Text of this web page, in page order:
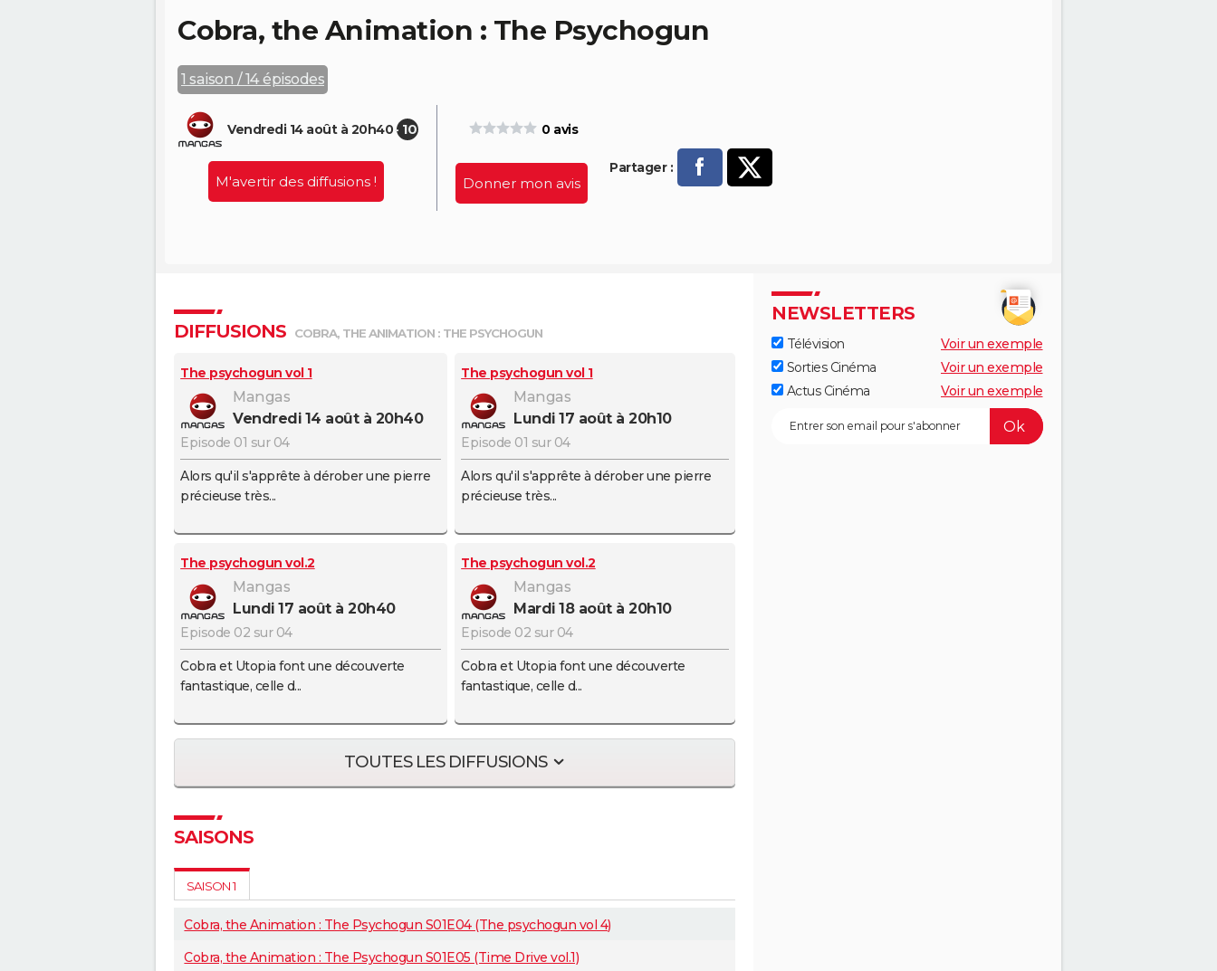
Cobra, the Animation : The Psychogun
1 saison / 14 épisodes
Vendredi 14 août à 20h40 10
M'avertir des diffusions !
0 avis
Donner mon avis
Partager :
DIFFUSIONS COBRA, THE ANIMATION : THE PSYCHOGUN
The psychogun vol 1
Mangas
vendredi 14 août à 20h40
Episode 01 sur 04
Alors qu'il s'apprête à dérober une pierre
précieuse très...
The psychogun vol 1
Mangas
lundi 17 août à 20h10
Episode 01 sur 04
Alors qu'il s'apprête à dérober une pierre
précieuse très...
The psychogun vol.2
Mangas
lundi 17 août à 20h40
Episode 02 sur 04
Cobra et Utopia font une découverte
fantastique, celle d...
The psychogun vol.2
Mangas
mardi 18 août à 20h10
Episode 02 sur 04
Cobra et Utopia font une découverte
fantastique, celle d...
TOUTES LES DIFFUSIONS
SAISONS
SAISON 1
Cobra, the Animation : The Psychogun S01E04 (The psychogun vol 4)
Cobra, the Animation : The Psychogun S01E05 (Time Drive vol.1)
NEWSLETTERS
Télévision
Voir un exemple
Sorties Cinéma
Voir un exemple
Actus Cinéma
Voir un exemple